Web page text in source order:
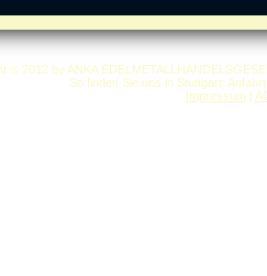
© 2012 by ANKA
So finden Sie uns in Stuttgart:
Impressum|